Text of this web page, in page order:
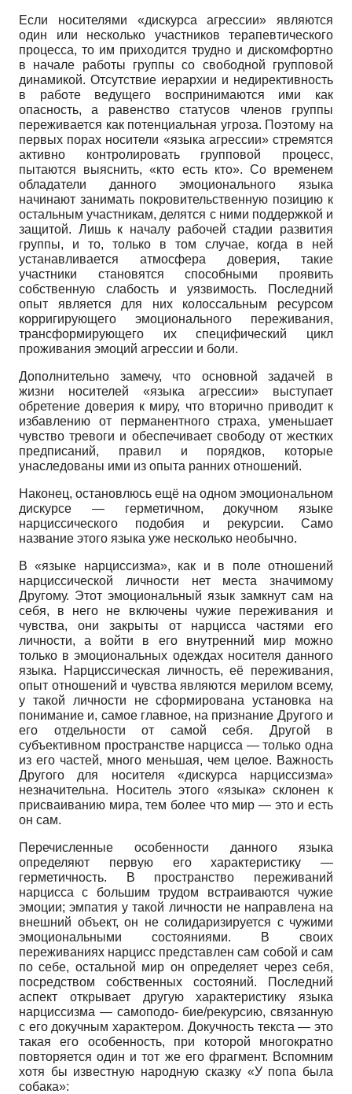
Если носителями «дискурса агрессии» являются
один или несколько участников терапевтического
процесса, то им приходится трудно и дискомфортно
в начале работы группы со свободной групповой
динамикой. Отсутствие иерархии и недирективность
в работе ведущего воспринимаются ими как
опасность, а равенство статусов членов группы
переживается как потенциальная угроза. Поэтому на
первых порах носители «языка агрессии» стремятся
активно контролировать групповой процесс,
пытаются выяснить, «кто есть кто». Со временем
обладатели данного эмоционального языка
начинают занимать покровительственную позицию к
остальным участникам, делятся с ними поддержкой и
защитой. Лишь к началу рабочей стадии развития
группы, и то, только в том случае, когда в ней
устанавливается атмосфера доверия, такие
участники становятся способными проявить
собственную слабость и уязвимость. Последний
опыт является для них колоссальным ресурсом
корригирующего эмоционального переживания,
трансформирующего их специфический цикл
проживания эмоций агрессии и боли.
Дополнительно замечу, что основной задачей в
жизни носителей «языка агрессии» выступает
обретение доверия к миру, что вторично приводит к
избавлению от перманентного страха, уменьшает
чувство тревоги и обеспечивает свободу от жестких
предписаний, правил и порядков, которые
унаследованы ими из опыта ранних отношений.
Наконец, остановлюсь ещё на одном эмоциональном
дискурсе — герметичном, докучном языке
нарциссического подобия и рекурсии. Само
название этого языка уже несколько необычно.
В «языке нарциссизма», как и в поле отношений
нарциссической личности нет места значимому
Другому. Этот эмоциональный язык замкнут сам на
себя, в него не включены чужие переживания и
чувства, они закрыты от нарцисса частями его
личности, а войти в его внутренний мир можно
только в эмоциональных одеждах носителя данного
языка. Нарциссическая личность, её переживания,
опыт отношений и чувства являются мерилом всему,
у такой личности не сформирована установка на
понимание и, самое главное, на признание Другого и
его отдельности от самой себя. Другой в
субъективном пространстве нарцисса — только одна
из его частей, много меньшая, чем целое. Важность
Другого для носителя «дискурса нарциссизма»
незначительна. Носитель этого «языка» склонен к
присваиванию мира, тем более что мир — это и есть
он сам.
Перечисленные особенности данного языка
определяют первую его характеристику —
герметичность. В пространство переживаний
нарцисса с большим трудом встраиваются чужие
эмоции; эмпатия у такой личности не направлена на
внешний объект, он не солидаризируется с чужими
эмоциональными состояниями. В своих
переживаниях нарцисс представлен сам собой и сам
по себе, остальной мир он определяет через себя,
посредством собственных состояний. Последний
аспект открывает другую характеристику языка
нарциссизма — самоподо- бие/рекурсию, связанную
с его докучным характером. Докучность текста — это
такая его особенность, при которой многократно
повторяется один и тот же его фрагмент. Вспомним
хотя бы известную народную сказку «У попа была
собака»: